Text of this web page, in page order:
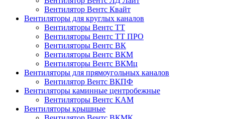
Вентилятор Вентс Квайт
Вентиляторы для круглых каналов
Вентиляторы Вентс ТТ
Вентиляторы Вентс ТТ ПРО
Вентиляторы Вентс ВК
Вентиляторы Вентс ВКМ
Вентиляторы Вентс ВКМц
Вентиляторы для прямоугольных каналов
Вентилятор Вентс ВКПФ
Вентиляторы каминные центробежные
Вентиляторы Вентс КАМ
Вентиляторы крышные